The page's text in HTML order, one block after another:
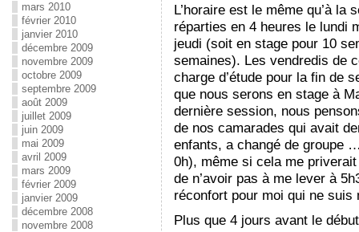
L’horaire est le même qu’à
réparties en 4 heures le lundi
jeudi (soit en stage pour 10
semaines). Les vendredis de
charge d’étude pour la fin de
que nous serons en stage à
dernière session, nous
de nos camarades qui avait
enfants, a changé de groupe
0h), même si cela me
de n’avoir pas à me lever à
réconfort pour moi qui ne suis
Plus que 4 jours avant le
mars 2010
février 2010
janvier 2010
décembre 2009
novembre 2009
octobre 2009
septembre 2009
août 2009
juillet 2009
juin 2009
mai 2009
avril 2009
mars 2009
février 2009
janvier 2009
décembre 2008
novembre 2008